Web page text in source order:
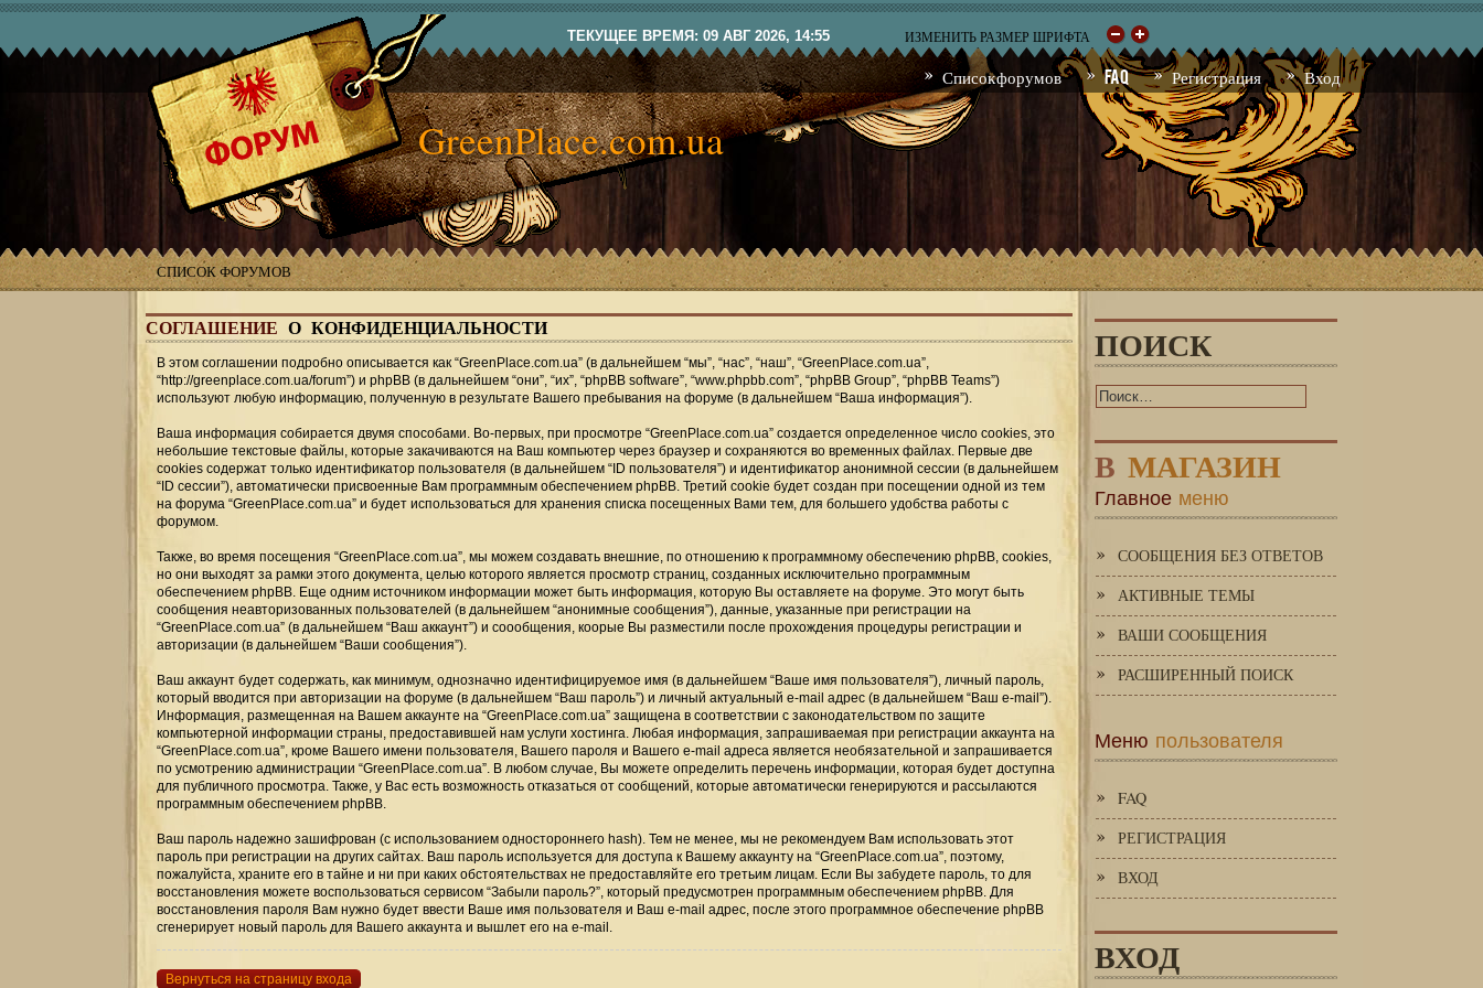
ТЕКУЩЕЕ ВРЕМЯ: 09 АВГ 2026, 14:55 ИЗМЕНИТЬ РАЗМЕР ШРИФТА
Список форумов FAQ Регистрация Вход
GreenPlace.com.ua
СПИСОК ФОРУМОВ
СОГЛАШЕНИЕ О КОНФИДЕНЦИАЛЬНОСТИ
В этом соглашении подробно описывается как “GreenPlace.com.ua” (в дальнейшем “мы”, “нас”, “наш”, “GreenPlace.com.ua”,
“http://greenplace.com.ua/forum”) и phpBB (в дальнейшем “они”, “их”, “phpBB software”, “www.phpbb.com”, “phpBB Group”, “phpBB Teams”)
используют любую информацию, полученную в результате Вашего пребывания на форуме (в дальнейшем “Ваша информация”).
Ваша информация собирается двумя способами. Во-первых, при просмотре “GreenPlace.com.ua” создается определенное число cookies, это
небольшие текстовые файлы, которые закачиваются на Ваш компьютер через браузер и сохраняются во временных файлах. Первые две
cookies содержат только идентификатор пользователя (в дальнейшем “ID пользователя”) и идентификатор анонимной сессии (в дальнейшем
“ID сессии”), автоматически присвоенные Вам программным обеспечением phpBB. Третий cookie будет создан при посещении одной из тем
на форума “GreenPlace.com.ua” и будет использоваться для хранения списка посещенных Вами тем, для большего удобства работы с
форумом.
Также, во время посещения “GreenPlace.com.ua”, мы можем создавать внешние, по отношению к программному обеспечению phpBB, cookies,
но они выходят за рамки этого документа, целью которого является просмотр страниц, созданных исключительно программным
обеспечением phpBB. Еще одним источником информации может быть информация, которую Вы оставляете на форуме. Это могут быть
сообщения неавторизованных пользователей (в дальнейшем “анонимные сообщения”), данные, указанные при регистрации на
“GreenPlace.com.ua” (в дальнейшем “Ваш аккаунт”) и соообщения, коорые Вы разместили после прохождения процедуры регистрации и
авторизации (в дальнейшем “Ваши сообщения”).
Ваш аккаунт будет содержать, как минимум, однозначно идентифицируемое имя (в дальнейшем “Ваше имя пользователя”), личный пароль,
который вводится при авторизации на форуме (в дальнейшем “Ваш пароль”) и личный актуальный e-mail адрес (в дальнейшем “Ваш e-mail”).
Информация, размещенная на Вашем аккаунте на “GreenPlace.com.ua” защищена в соответствии с законодательством по защите
компьютерной информации страны, предоставившей нам услуги хостинга. Любая информация, запрашиваемая при регистрации аккаунта на
“GreenPlace.com.ua”, кроме Вашего имени пользователя, Вашего пароля и Вашего e-mail адреса является необязательной и запрашивается
по усмотрению администрации “GreenPlace.com.ua”. В любом случае, Вы можете определить перечень информации, которая будет доступна
для публичного просмотра. Также, у Вас есть возможность отказаться от сообщений, которые автоматически генерируются и рассылаются
программным обеспечением phpBB.
Ваш пароль надежно зашифрован (с использованием одностороннего hash). Тем не менее, мы не рекомендуем Вам использовать этот
пароль при регистрации на других сайтах. Ваш пароль используется для доступа к Вашему аккаунту на “GreenPlace.com.ua”, поэтому,
пожалуйста, храните его в тайне и ни при каких обстоятельствах не предоставляйте его третьим лицам. Если Вы забудете пароль, то для
восстановления можете воспользоваться сервисом “Забыли пароль?”, который предусмотрен программным обеспечением phpBB. Для
восстановления пароля Вам нужно будет ввести Ваше имя пользователя и Ваш e-mail адрес, после этого программное обеспечение phpBB
сгенерирует новый пароль для Вашего аккаунта и вышлет его на e-mail.
Вернуться на страницу входа
ПОИСК
В МАГАЗИН
Главное меню
СООБЩЕНИЯ БЕЗ ОТВЕТОВ
АКТИВНЫЕ ТЕМЫ
ВАШИ СООБЩЕНИЯ
РАСШИРЕННЫЙ ПОИСК
Меню пользователя
FAQ
РЕГИСТРАЦИЯ
ВХОД
ВХОД